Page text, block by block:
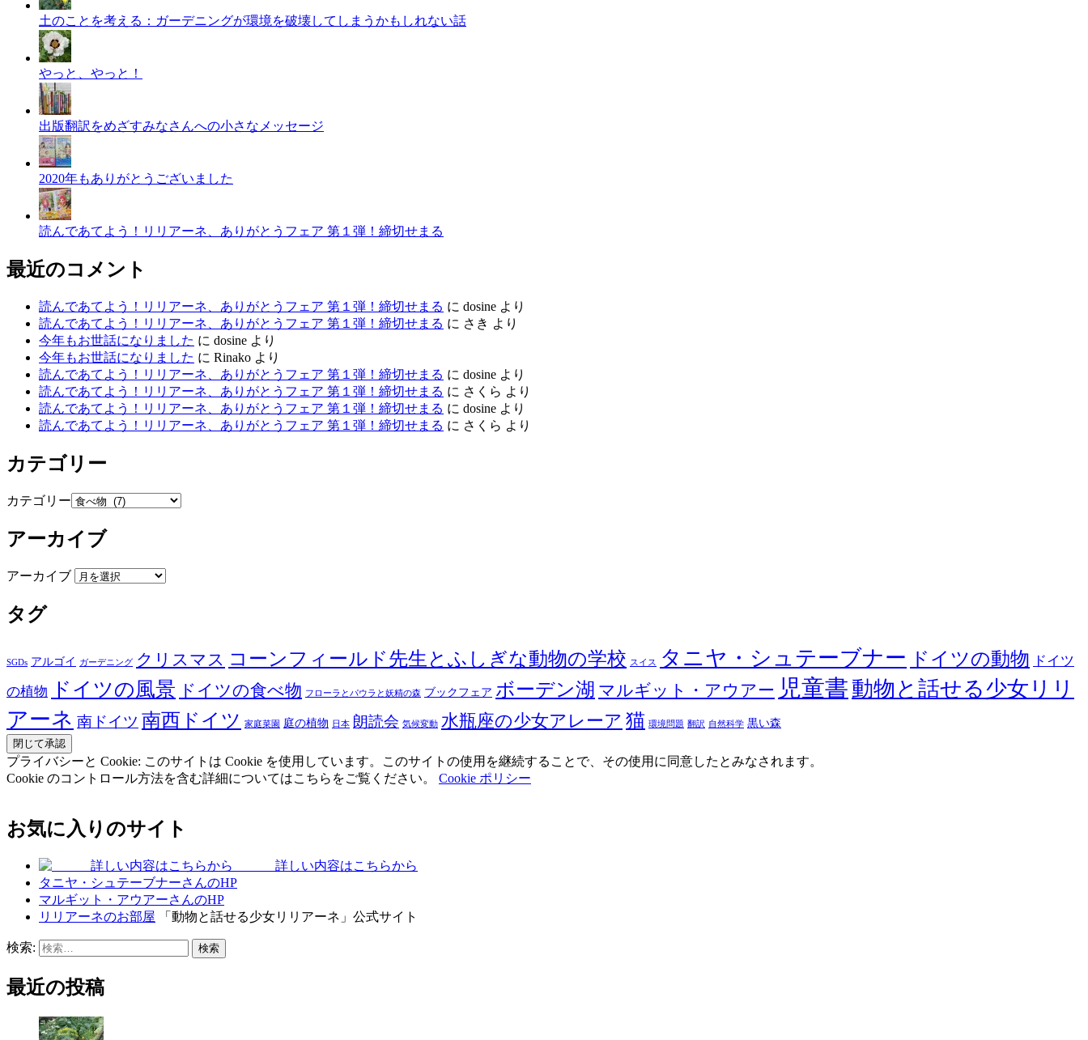
土のことを考える：ガーデニングが環境を破壊してしまうかもしれない話
やっと、やっと！
出版翻訳をめざすみなさんへの小さなメッセージ
2020年もありがとうございました
読んであてよう！リリアーネ、ありがとうフェア 第１弾！締切せまる
最近のコメント
読んであてよう！リリアーネ、ありがとうフェア 第１弾！締切せまる に dosine より
読んであてよう！リリアーネ、ありがとうフェア 第１弾！締切せまる に さき より
今年もお世話になりました に dosine より
今年もお世話になりました に Rinako より
読んであてよう！リリアーネ、ありがとうフェア 第１弾！締切せまる に dosine より
読んであてよう！リリアーネ、ありがとうフェア 第１弾！締切せまる に さくら より
読んであてよう！リリアーネ、ありがとうフェア 第１弾！締切せまる に dosine より
読んであてよう！リリアーネ、ありがとうフェア 第１弾！締切せまる に さくら より
カテゴリー
カテゴリー
アーカイブ
アーカイブ
タグ
SGDs アルゴイ ガーデニング クリスマス コーンフィールド先生とふしぎな動物の学校 スイス タニヤ・シュテーブナー ドイツの動物 ドイツ
の植物
ドイツの風景 ドイツの食べ物 フローラとパウラと妖精の森 ブックフェア ボーデン湖 マルギット・アウアー 児童書 動物と話せる少女リリ
アーネ 南ドイツ 南西ドイツ 家庭菜園 庭の植物 日本 朗読会 気候変動 水瓶座の少女アレーア 猫 環境問題 翻訳 自然科学 黒い森
プライバシーと Cookie: このサイトは Cookie を使用しています。このサイトの使用を継続することで、その使用に同意したとみなされます。
Cookie のコントロール方法を含む詳細についてはこちらをご覧ください。 Cookie ポリシー
お気に入りのサイト
詳しい内容はこちらから
タニヤ・シュテーブナーさんのHP
マルギット・アウアーさんのHP
リリアーネのお部屋 「動物と話せる少女リリアーネ」公式サイト
検索:
最近の投稿